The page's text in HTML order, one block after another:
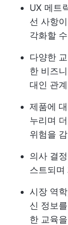
UX 메트
선 사항
각화할
다양한
한 비즈
대인 관
제품에
누리며
위험을
의사 결
스트되며
시장 역
신 정보
한 교육